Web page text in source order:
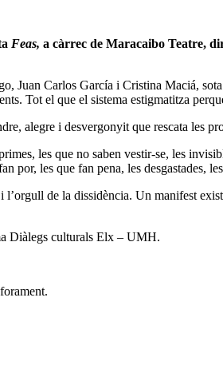
Feas, a càrrec de Maracaibo Teatre,
Juan Carlos García i Cristina Maciá,
Tot el que el sistema estigmatitza
alegre i desvergonyit que rescata les
les que no saben vestir-se, les
por, les que fan pena, les desgastades,
de la dissidència. Un manifest
Diàlegs culturals Elx – UMH.